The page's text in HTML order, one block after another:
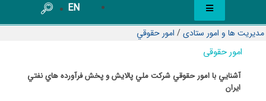
EN
مدیریت ها و امور ستادی/ امور حقوقي
امور حقوقی
آشنايي با امور حقوقي شركت ملي پالايش و پخش فرآورده هاي نفتي
ايران